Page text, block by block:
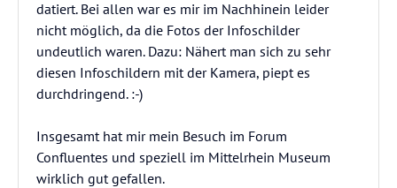
datiert. Bei allen war es mir im Nachhinein leider
nicht möglich, da die Fotos der Infoschilder
undeutlich waren. Dazu: Nähert man sich zu sehr
diesen Infoschildern mit der Kamera, piept es
durchdringend. :-)
Insgesamt hat mir mein Besuch im Forum
Confluentes und speziell im Mittelrhein Museum
wirklich gut gefallen.